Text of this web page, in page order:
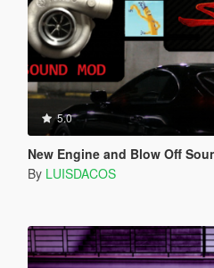
5.0
New Engine and Blow Off
By LUISDACOS